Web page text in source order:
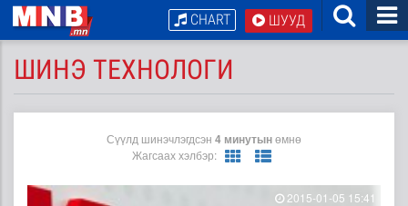
ШУУД
CHART
ШИНЭ ТЕХНОЛОГИ
Сүүлд шинэчлэгдсэн 4 минутынөмнө
Жагсаах хэлбэр:
2015-01-05 15:41